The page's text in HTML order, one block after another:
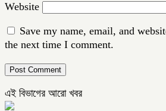
Website
Save my name, email, and
the next time I comment.
এই বিভাগের আরো খবর